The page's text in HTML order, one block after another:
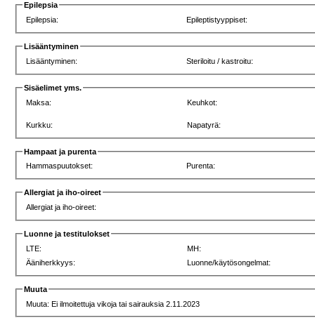
Epilepsia
Epilepsia:
Epileptistyyppiset:
Lisääntyminen
Lisääntyminen:
Steriloitu / kastroitu:
Sisäelimet yms.
Maksa:
Keuhkot:
Kurkku: Napatyrä:
Hampaat ja purenta
Hammaspuutokset:
Purenta:
Allergiat ja iho-oireet
Allergiat ja iho-oireet:
Luonne ja testitulokset
LTE:
MH:
Ääniherkkyys:
Luonne/käytösongelmat:
Muuta
Muuta: Ei ilmoitettuja vikoja tai sairauksia 2.11.2023